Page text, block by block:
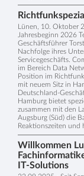
Lünen, 10. Oktober
Jahresbeginn 2026
Geschäftsführer
Nachfolge ihres
Servicegeschäfts.
im Bereich Data
Position im
mit neuem Sitz in
Deutschland-
Hamburg bietet
zusammen mit den
Augsburg (Süd) die
Reaktionszeiten und
Willkommen
IT-Solutions